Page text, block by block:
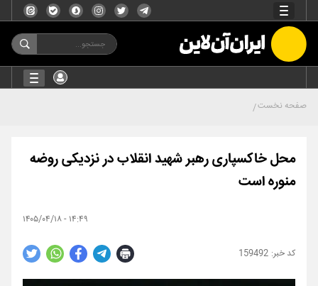
صفحه نخست
محل خاکسپاری رهبر شهید انقلاب در نزدیکی روضه
منوره است
۱۴:۴۹ - ۱۴۰۵/۰۴/۱۸
159492